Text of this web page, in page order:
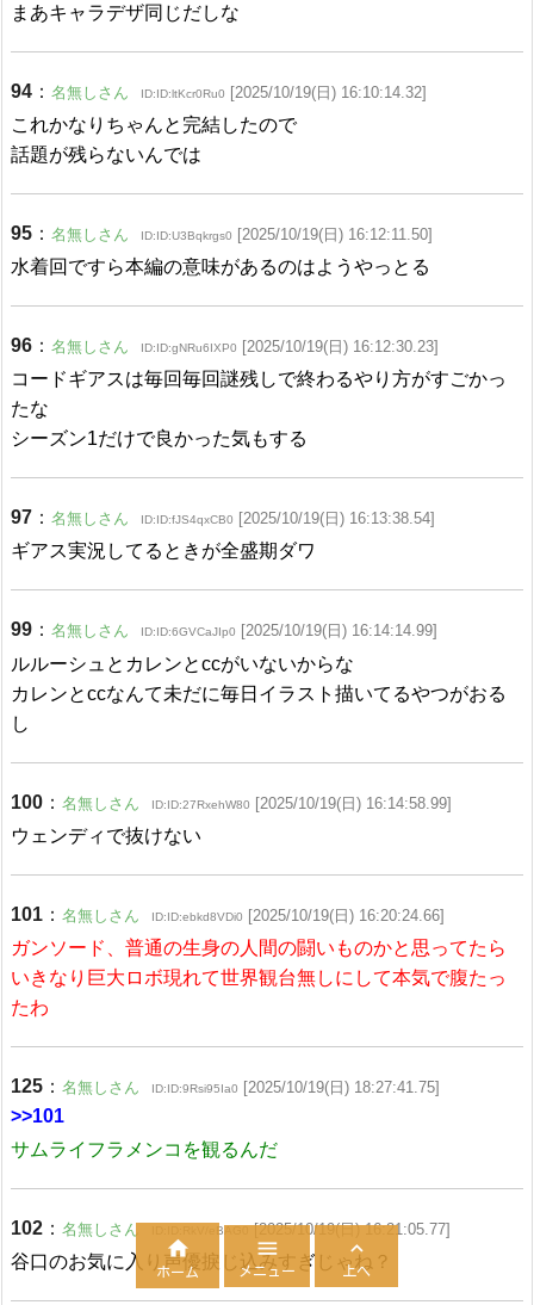
まあキャラデザ同じだしな
94 ： 名無しさん ID:ID:ltKcr0Ru0 [2025/10/19(日) 16:10:14.32]
これかなりちゃんと完結したので
話題が残らないんでは
95 ： 名無しさん ID:ID:U3Bqkrgs0 [2025/10/19(日) 16:12:11.50]
水着回ですら本編の意味があるのはようやっとる
96 ： 名無しさん ID:ID:gNRu6IXP0 [2025/10/19(日) 16:12:30.23]
コードギアスは毎回毎回謎残しで終わるやり方がすごかっ
たな
シーズン1だけで良かった気もする
97 ： 名無しさん ID:ID:fJS4qxCB0 [2025/10/19(日) 16:13:38.54]
ギアス実況してるときが全盛期ダワ
99 ： 名無しさん ID:ID:6GVCaJIp0 [2025/10/19(日) 16:14:14.99]
ルルーシュとカレンとccがいないからな
カレンとccなんて未だに毎日イラスト描いてるやつがおる
し
100 ： 名無しさん ID:ID:27RxehW80 [2025/10/19(日) 16:14:58.99]
ウェンディで抜けない
101 ： 名無しさん ID:ID:ebkd8VDi0 [2025/10/19(日) 16:20:24.66]
ガンソード、普通の生身の人間の闘いものかと思ってたら
いきなり巨大ロボ現れて世界観台無しにして本気で腹たっ
たわ
125 ： 名無しさん ID:ID:9Rsi95Ia0 [2025/10/19(日) 18:27:41.75]
>>101
サムライフラメンコを観るんだ
102 ： 名無しさん ID:ID:RkV/eBAG0 [2025/10/19(日) 16:21:05.77]
谷口のお気に入り声優捩じ込みすぎじゃね？

ホーム

メニュー

上へ